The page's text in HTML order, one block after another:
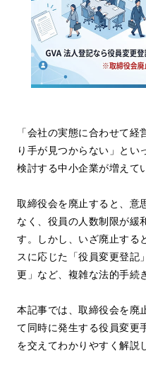
「会社の実態に合わせて
り手が見つからない」とい
検討する中小企業が増えて
取締役会を廃止すると、意
なく、役員の人数制限が緩
す。しかし、いざ廃止する
スに応じた「役員変更登記
更」など、複雑な法的手続
本記事では、取締役会を廃
て同時に発生する役員変更
を交えてわかりやすく解説